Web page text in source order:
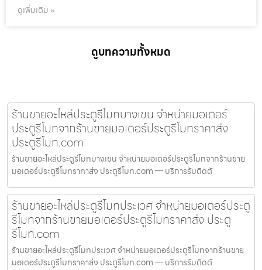
ดูเพิ่มเติม »
ดูบทความทั้งหมด
ร้านขายอะไหล่ประตูรีโมทบางเขน จำหน่ายมอเตอร์
ประตูรีโมทจากร้านขายมอเตอร์ประตูรีโมทราคาส่ง
ประตูรีโมท.com
ร้านขายอะไหล่ประตูรีโมทบางเขน จำหน่ายมอเตอร์ประตูรีโมทจากร้านขาย
มอเตอร์ประตูรีโมทราคาส่ง ประตูรีโมท.com — บริการรับติดตั
ร้านขายอะไหล่ประตูรีโมทประเวศ จำหน่ายมอเตอร์ประตู
รีโมทจากร้านขายมอเตอร์ประตูรีโมทราคาส่ง ประตู
รีโมท.com
ร้านขายอะไหล่ประตูรีโมทประเวศ จำหน่ายมอเตอร์ประตูรีโมทจากร้านขาย
มอเตอร์ประตูรีโมทราคาส่ง ประตูรีโมท.com — บริการรับติดตั